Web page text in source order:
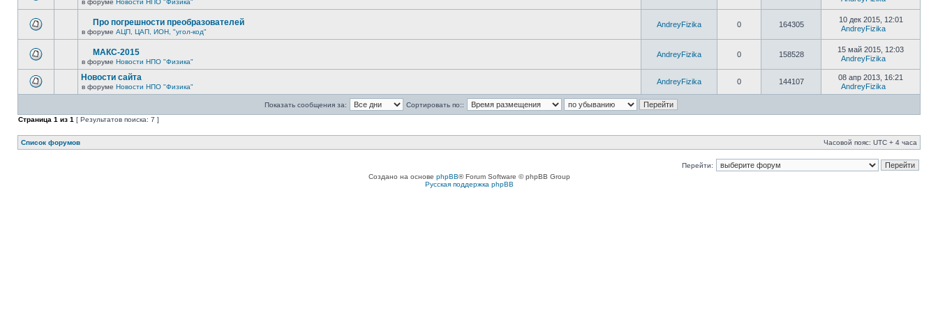
в форуме Новости НПО "Физика"
Про погрешности преобразователей
в форуме АЦП, ЦАП, ИОН, "угол-код"
AndreyFizika 0 164305
10 дек 2015, 12:01
AndreyFizika
МАКС-2015
в форуме Новости НПО "Физика"
AndreyFizika 0 158528
15 май 2015, 12:03
AndreyFizika
Новости сайта
в форуме Новости НПО "Физика"
AndreyFizika 0 144107
08 апр 2013, 16:21
AndreyFizika
Показать сообщения за:
Сортировать по::
Страница 1 из 1 [ Результатов поиска: 7 ]
Список форумов Часовой пояс: UTC + 4 часа
Перейти:
Создано на основе phpBB® Forum Software © phpBB Group
Русская поддержка phpBB